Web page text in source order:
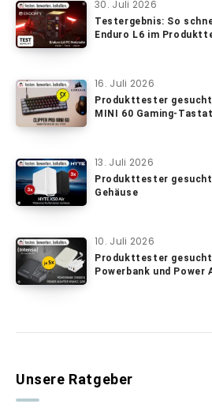
30. Juli 2026
Testergebnis: So
Enduro L6 im
16. Juli 2026
Produkttester gesucht:
MINI 60 Gaming-
13. Juli 2026
Produkttester
Gehäuse
10. Juli 2026
Produkttester
Powerbank und Power
Unsere Ratgeber